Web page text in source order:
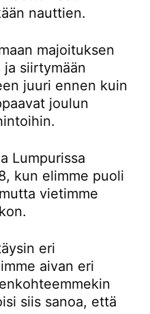
nauttien.
majoituksen
siirtymään
juuri ennen kuin
joulun
Lumpurissa
kun elimme puoli
vietimme
eri
aivan eri
siis sanoa, että